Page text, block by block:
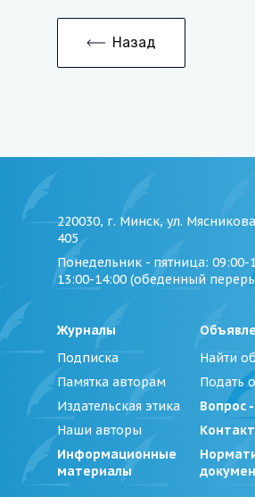
Назад
220030, г. Минск, ул.
405
Понедельник - пятница: 09:00-
13:00-14:00 (обеденный
Журналы
Подписка
Памятка авторам
Издательская этика
Наши авторы
Информационные
материалы
Найти
Подать
Вопрос